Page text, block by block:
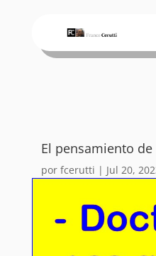
El pensamiento
porfcerutti | Jul 20,